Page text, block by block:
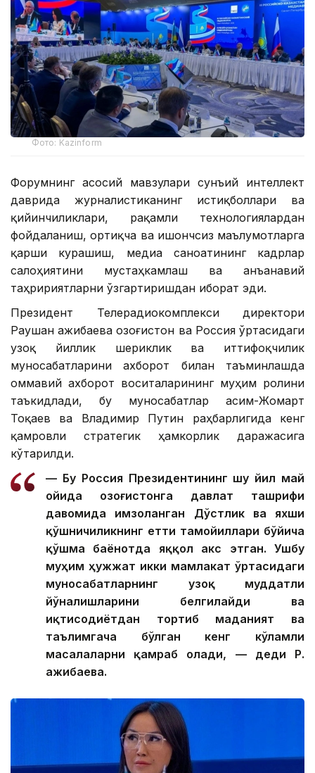
Фото: Kazinform
Форумнинг асосий мавзулари сунъий интеллект
даврида журналистиканинг истиқболлари ва
қийинчиликлари, рақамли технологиялардан
фойдаланиш, ортиқча ва ишончсиз маълумотларга
қарши курашиш, медиа саноатининг кадрлар
салоҳиятини мустаҳкамлаш ва анъанавий
таҳририятларни ўзгартиришдан иборат эди.
Президент Телерадиокомплекси директори
Раушан Қажибаева Қозоғистон ва Россия ўртасидаги
узоқ йиллик шериклик ва иттифоқчилик
муносабатларини ахборот билан таъминлашда
оммавий ахборот воситаларининг муҳим ролини
таъкидлади, бу муносабатлар Қасим-Жомарт
Тоқаев ва Владимир Путин раҳбарлигида кенг
қамровли стратегик ҳамкорлик даражасига
кўтарилди.
— Бу Россия Президентининг шу йил май
ойида Қозоғистонга давлат ташрифи
давомида имзоланган Дўстлик ва яхши
қўшничиликнинг етти тамойиллари бўйича
қўшма баёнотда яққол акс этган. Ушбу
муҳим ҳужжат икки мамлакат ўртасидаги
муносабатларнинг узоқ муддатли
йўналишларини белгилайди ва
иқтисодиётдан тортиб маданият ва
таълимгача бўлган кенг кўламли
масалаларни қамраб олади, — деди Р.
Қажибаева.